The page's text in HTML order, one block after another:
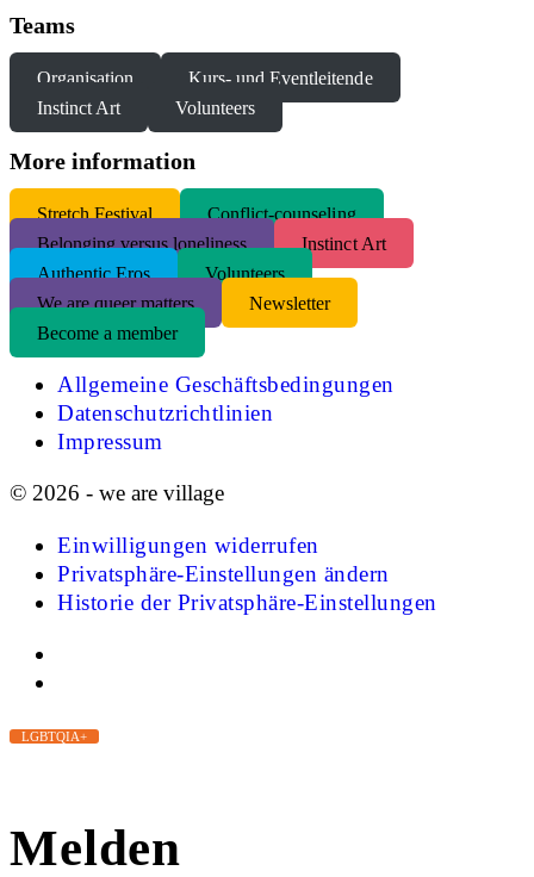
Teams
Organisation
Kurs- und Eventleitende
Instinct Art
Volunteers
More information
Stretch Festival
Conflict-counseling
Belonging versus loneliness
Instinct Art
Authentic Eros
Volunteers
We are queer matters
Newsletter
Become a member
Allgemeine Geschäftsbedingungen
Datenschutzrichtlinien
Impressum
© 2026 - we are village
Einwilligungen widerrufen
Privatsphäre-Einstellungen ändern
Historie der Privatsphäre-Einstellungen
LGBTQIA+
Melden